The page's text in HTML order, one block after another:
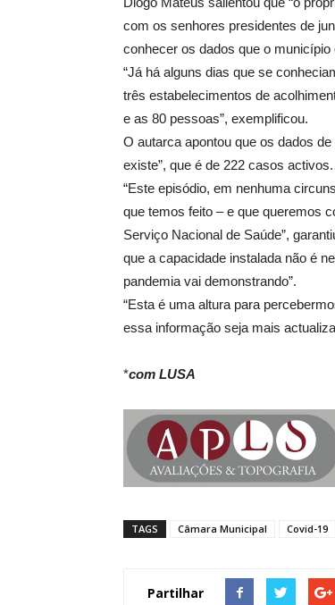
com os senhores presidentes de
conhecer os dados que o município
“Já há alguns dias que se
três estabelecimentos de
e as 80 pessoas”, exemplificou.
O autarca apontou que os dados
existe”, que é de 222 casos activos.
“Este episódio, em nenhuma
que temos feito – e que queremos
Serviço Nacional de Saúde”,
que a capacidade instalada não é
pandemia vai demonstrando”.
“Esta é uma altura para
essa informação seja mais
*com LUSA
TAGS Câmara Municipal Covid-19
Partilhar